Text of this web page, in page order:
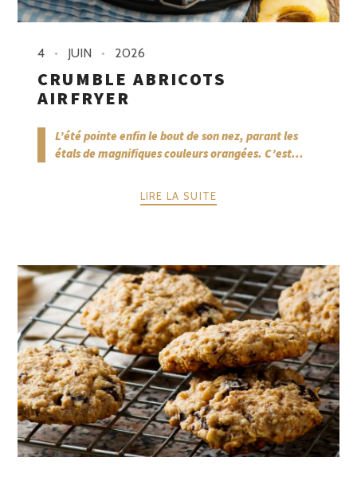
4 JUIN 2026
CRUMBLE ABRICOTS
AIRFRYER
L’été pointe enfin le bout de son nez, parant les
étals de magnifiques couleurs orangées. C’est...
LIRE LA SUITE